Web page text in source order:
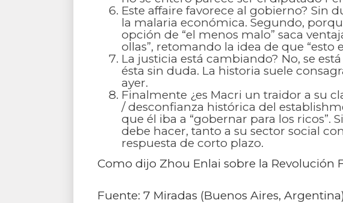
Este affaire favorece al gobierno? Sin
la malaria económica. Segundo,
opción de “el menos malo” saca
ollas”, retomando la idea de que “esto
La justicia está cambiando? No, se
ésta sin duda. La historia suele
ayer.
Finalmente ¿es Macri un traidor a su
/ desconfianza histórica del
que él iba a “gobernar para los ricos”.
debe hacer, tanto a su sector social
respuesta de corto plazo.
Como dijo Zhou Enlai sobre la Revolución
Fuente: 7 Miradas (Buenos Aires, Argentina)